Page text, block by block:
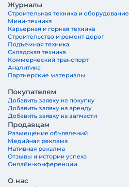
Журналы
Строительная техника и оборудование
Мини-техника
Карьерная и горная техника
Строительство и ремонт дорог
Подъемная техника
Складская техника
Коммерческий транспорт
Аналитика
Партнерские материалы
Покупателям
Добавить заявку на покупку
Добавить заявку на аренду
Добавить заявку на запчасти
Продавцам
Размещение объявлений
Медийная реклама
Нативная рекалма
Отзывы и истории успеха
Онлайн-конференции
О нас